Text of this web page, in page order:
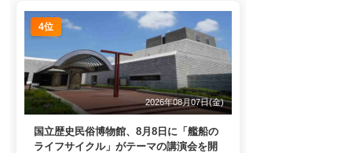
4位
2026年08月07日(金)
国立歴史民俗博物館、8月8日に「艦船の
ライフサイクル」がテーマの講演会を開